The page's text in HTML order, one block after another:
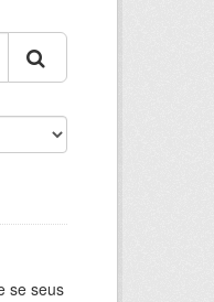
se seus